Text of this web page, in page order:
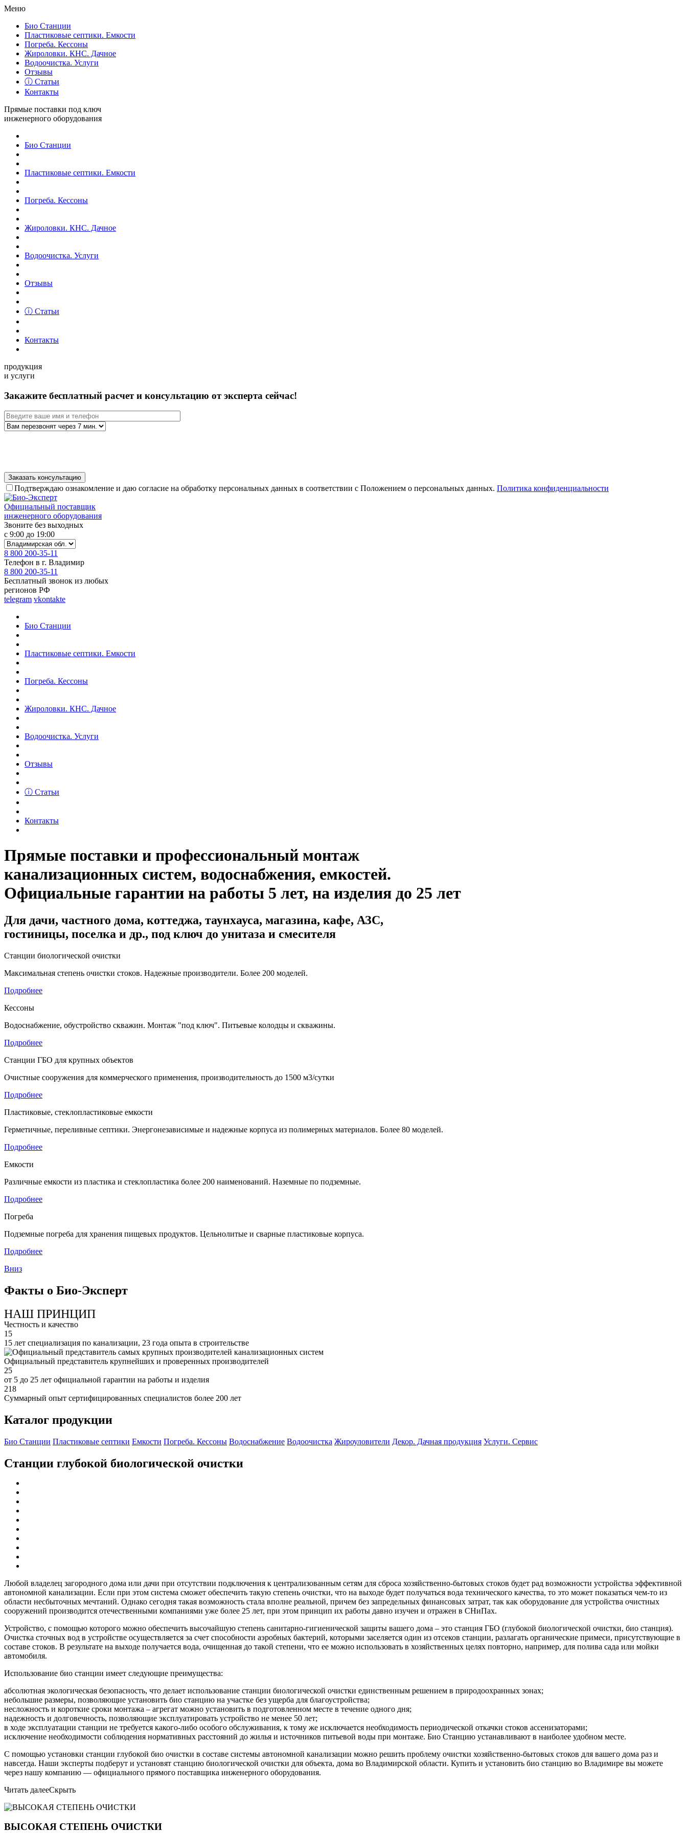
Меню
Био Станции
Пластиковые септики. Емкости
Погреба. Кессоны
Жироловки. КНС. Дачное
Водоочистка. Услуги
Отзывы
ⓘ Статьи
Контакты
Прямые поставки под ключ
инженерного оборудования
Био Станции
Пластиковые септики. Емкости
Погреба. Кессоны
Жироловки. КНС. Дачное
Водоочистка. Услуги
Отзывы
ⓘ Статьи
Контакты
продукция
и услуги
Закажите бесплатный расчет и консультацию от эксперта сейчас!
Подтверждаю ознакомление и даю согласие на обработку персональных данных в соответствии с Положением о персональных данных. Политика конфиденциальности
Официальный поставщик
инженерного оборудования
Звоните без выходных
с 9:00 до 19:00
8 800 200-35-11
Телефон в г. Владимир
8 800 200-35-11
Бесплатный звонок из любых
регионов РФ
telegram vkontakte
Био Станции
Пластиковые септики. Емкости
Погреба. Кессоны
Жироловки. КНС. Дачное
Водоочистка. Услуги
Отзывы
ⓘ Статьи
Контакты
Прямые поставки и профессиональный монтаж
канализационных систем, водоснабжения, емкостей.
Официальные гарантии на работы 5 лет, на изделия до 25 лет
Для дачи, частного дома, коттеджа, таунхауса, магазина, кафе, АЗС,
гостиницы, поселка и др., под ключ до унитаза и смесителя
Станции биологической очистки
Максимальная степень очистки стоков. Надежные производители. Более 200 моделей.
Подробнее
Кессоны
Водоснабжение, обустройство скважин. Монтаж "под ключ". Питьевые колодцы и скважины.
Подробнее
Станции ГБО для крупных объектов
Очистные сооружения для коммерческого применения, производительность до 1500 м3/сутки
Подробнее
Пластиковые, стеклопластиковые емкости
Герметичные, переливные септики. Энергонезависимые и надежные корпуса из полимерных материалов. Более 80 моделей.
Подробнее
Емкости
Различные емкости из пластика и стеклопластика более 200 наименований. Наземные по подземные.
Подробнее
Погреба
Подземные погреба для хранения пищевых продуктов. Цельнолитые и сварные пластиковые корпуса.
Подробнее
Вниз
Факты о Био-Эксперт
НАШ ПРИНЦИП
Честность и качество
15
15 лет специализация по канализации, 23 года опыта в строительстве
Официальный представитель крупнейших и проверенных производителей
25
от 5 до 25 лет официальной гарантии на работы и изделия
218
Суммарный опыт сертифицированных специалистов более 200 лет
Каталог продукции
Био Станции Пластиковые септики Емкости Погреба. Кессоны Водоснабжение Водоочистка Жироуловители Декор. Дачная продукция Услуги. Сервис
Станции глубокой биологической очистки
Любой владелец загородного дома или дачи при отсутствии подключения к централизованным сетям для сброса хозяйственно-бытовых стоков будет рад возможности устройства эффективной
автономной канализации. Если при этом система сможет обеспечить такую степень очистки, что на выходе будет получаться вода технического качества, то это может показаться чем-то из
области несбыточных мечтаний. Однако сегодня такая возможность стала вполне реальной, причем без запредельных финансовых затрат, так как оборудование для устройства очистных
сооружений производится отечественными компаниями уже более 25 лет, при этом принцип их работы давно изучен и отражен в СНиПах.
Устройство, с помощью которого можно обеспечить высочайшую степень санитарно-гигиенической защиты вашего дома – это станция ГБО (глубокой биологической очистки, био станция).
Очистка сточных вод в устройстве осуществляется за счет способности аэробных бактерий, которыми заселяется один из отсеков станции, разлагать органические примеси, присутствующие в
составе стоков. В результате на выходе получается вода, очищенная до такой степени, что ее можно использовать в хозяйственных целях повторно, например, для полива сада или мойки
автомобиля.
Использование био станции имеет следующие преимущества:
абсолютная экологическая безопасность, что делает использование станции биологической очистки единственным решением в природоохранных зонах;
небольшие размеры, позволяющие установить био станцию на участке без ущерба для благоустройства;
несложность и короткие сроки монтажа – агрегат можно установить в подготовленном месте в течение одного дня;
надежность и долговечность, позволяющие эксплуатировать устройство не менее 50 лет;
в ходе эксплуатации станции не требуется какого-либо особого обслуживания, к тому же исключается необходимость периодической откачки стоков ассенизаторами;
исключение необходимости соблюдения нормативных расстояний до жилья и источников питьевой воды при монтаже. Био Станцию устанавливают в наиболее удобном месте.
С помощью установки станции глубокой био очистки в составе системы автономной канализации можно решить проблему очистки хозяйственно-бытовых стоков для вашего дома раз и
навсегда. Наши эксперты подберут и установят станцию биологической очистки для объекта, дома во Владимирской области. Купить и установить био станцию во Владимире вы можете
через нашу компанию — официального прямого поставщика инженерного оборудования.
Читать далееСкрыть
ВЫСОКАЯ СТЕПЕНЬ ОЧИСТКИ